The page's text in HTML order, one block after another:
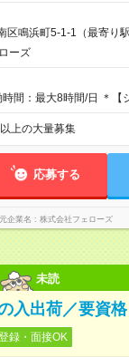
ると思います。このあた
！ ※2ヶ月の試用期間がありま
に変更はありません。 【試用期
間の長さ：2ヶ月 雇用
区鳴浜町5-1-1（最寄り駅
ーズ
間：最大8時間/日 ＊【
(2) 11:00～20:00 (3)
・休憩1時間です。中抜
相談に応じますのでお
上の大量募集
応募する
企業名 株式会社フェローズ
未読
入出荷／要資格
録・面接OK